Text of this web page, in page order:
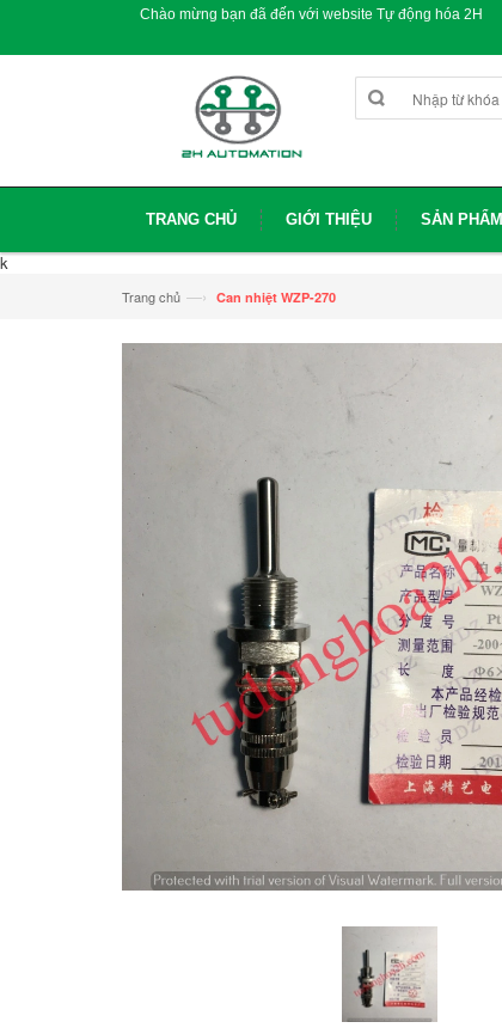
Chào mừng bạn đã đến với website Tự động hóa 2H
TRANG CHỦ GIỚI THIỆU SẢN PHẨM
k
Trang chủ —› Can nhiệt WZP-270